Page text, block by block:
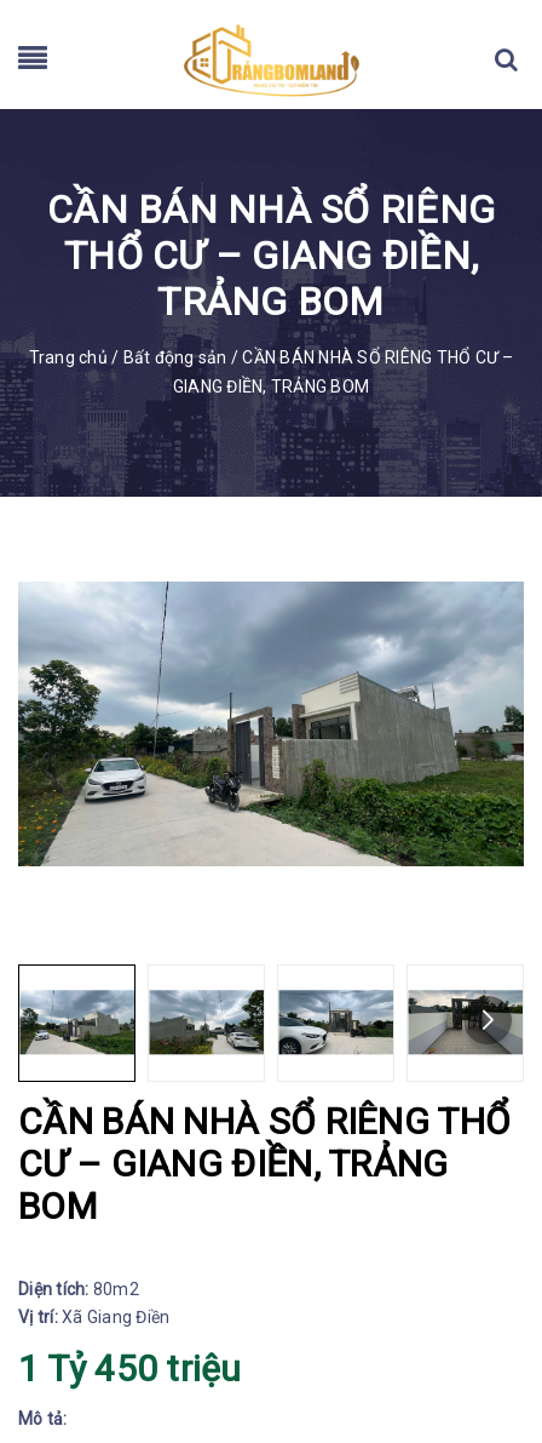
CẦN BÁN NHÀ SỔ RIÊNG
THỔ CƯ – GIANG ĐIỀN,
TRẢNG BOM
Trang chủ / Bất động sản /CẦN BÁN NHÀ SỔ RIÊNG THỔ CƯ –
GIANG ĐIỀN, TRẢNG BOM
CẦN BÁN NHÀ SỔ RIÊNG THỔ
CƯ – GIANG ĐIỀN, TRẢNG
BOM
Diện tích: 80m2
Vị trí:Xã Giang Điền
1 Tỷ 450 triệu
Mô tả: